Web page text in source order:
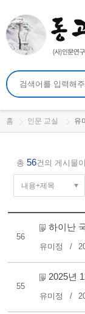
홈 인문 교실 유
총56건의 게시물
56
하이난
유미정
55
2025년
유미정